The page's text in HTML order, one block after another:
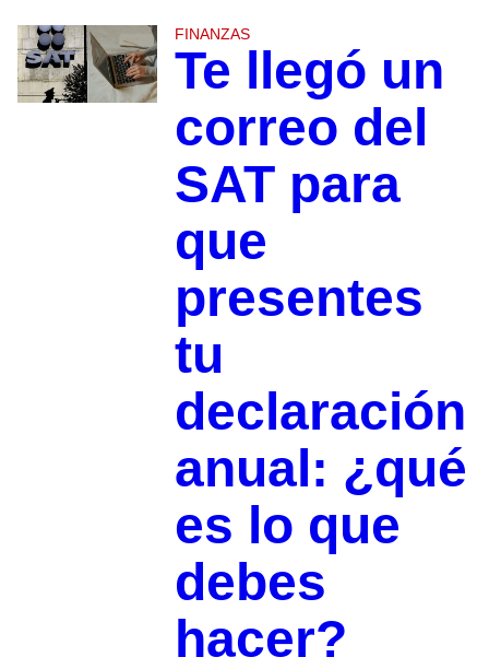
FINANZAS
Te llegó un
correo del
SAT para
que
presentes
tu
declaración
anual: ¿qué
es lo que
debes
hacer?